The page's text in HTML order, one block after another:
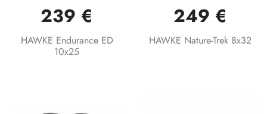
239 €
HAWKE Endurance ED
10x25
249 €
HAWKE Nature-Trek 8x32